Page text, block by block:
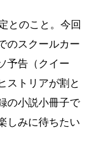
とのこと。今回
のスクールカー
予告（クイー
ストリアが割と
の小説小冊子で
しみに待ちたい